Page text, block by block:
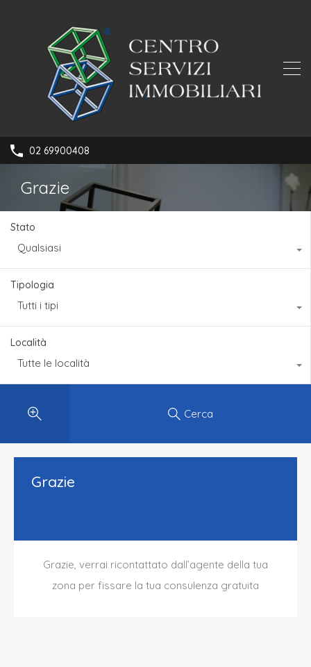
02 69900408
Grazie
Stato
Qualsiasi
Tipologia
Tutti i tipi
Località
Tutte le località
Cerca
Grazie
Grazie, verrai ricontattato dall’agente della tua
zona per fissare la tua consulenza gratuita